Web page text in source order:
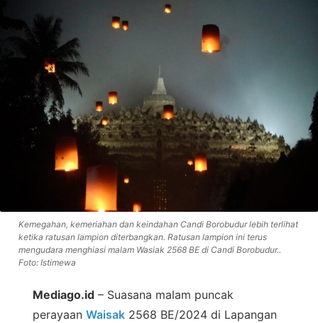
Kemegahan, kemeriahan dan keindahan Candi Borobudur lebih terlihat
ketika ratusan lampion diterbangkan. Ratusan lampion ini terus
mengudara menghiasi malam Wasiak 2568 BE di Candi Borobudur..
Foto: Istimewa
Mediago.id – Suasana malam puncak
perayaan Waisak 2568 BE/2024 di Lapangan